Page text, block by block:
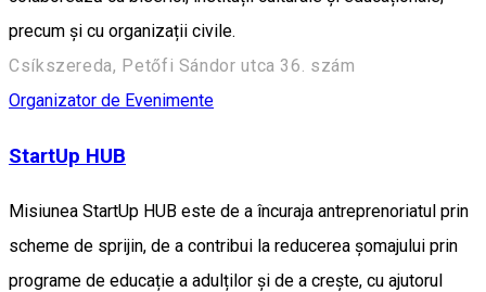
precum și cu organizații civile.
Csíkszereda, Petőfi Sándor utca 36. szám
Organizator de Evenimente
StartUp HUB
Misiunea StartUp HUB este de a încuraja antreprenoriatul prin
scheme de sprijin, de a contribui la reducerea șomajului prin
programe de educație a adulților și de a crește, cu ajutorul